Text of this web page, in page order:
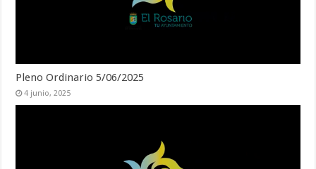
Pleno Ordinario 5/06/2025
4 junio, 2025